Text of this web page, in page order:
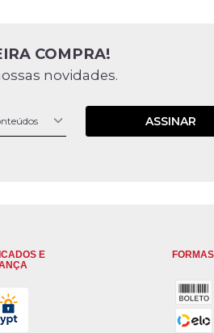
COMPRA!
novidades.
ASSINAR
E